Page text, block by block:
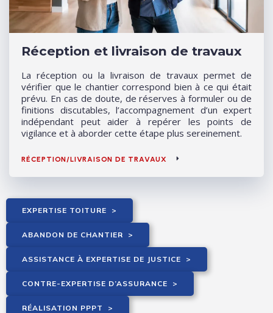
Réception et livraison de travaux
La réception ou la livraison de travaux permet de
vérifier que le chantier correspond bien à ce qui était
prévu. En cas de doute, de réserves à formuler ou de
finitions discutables, l’accompagnement d’un expert
indépendant peut aider à repérer les points de
vigilance et à aborder cette étape plus sereinement.
RÉCEPTION/LIVRAISON DE TRAVAUX
EXPERTISE TOITURE >
ABANDON DE CHANTIER >
ASSISTANCE À EXPERTISE DE JUSTICE >
CONTRE-EXPERTISE D’ASSURANCE >
RÉALISATION PPPT >